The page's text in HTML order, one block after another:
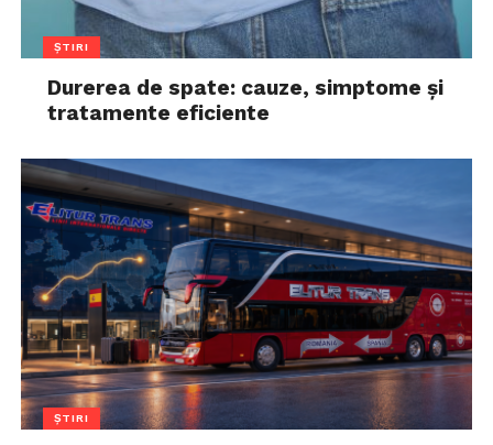
ȘTIRI
Durerea de spate: cauze, simptome și
tratamente eficiente
ȘTIRI